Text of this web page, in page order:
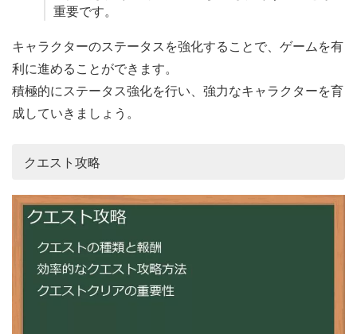
重要です。
キャラクターのステータスを強化することで、ゲームを有
利に進めることができます。
積極的にステータス強化を行い、強力なキャラクターを育
成していきましょう。
クエスト攻略